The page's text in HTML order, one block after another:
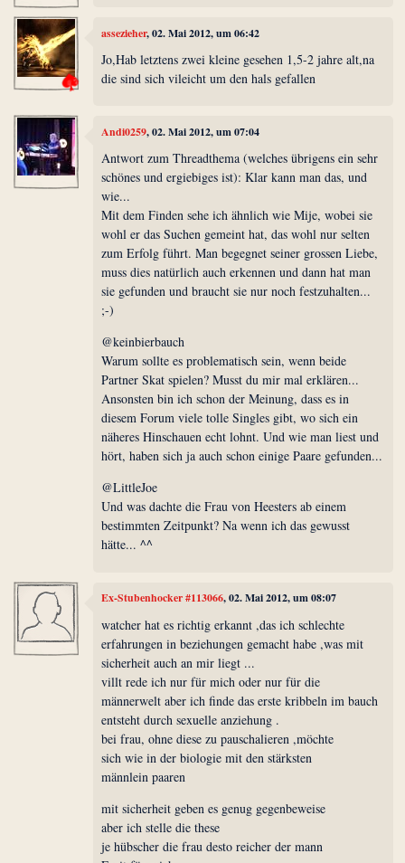
assezieher, 02. Mai 2012, um 06:42
Jo,Hab letztens zwei kleine gesehen 1,5-2 jahre alt,na
die sind sich vileicht um den hals gefallen
Andi0259, 02. Mai 2012, um 07:04
Antwort zum Threadthema (welches übrigens ein sehr
schönes und ergiebiges ist): Klar kann man das, und
wie...
Mit dem Finden sehe ich ähnlich wie Mije, wobei sie
wohl er das Suchen gemeint hat, das wohl nur selten
zum Erfolg führt. Man begegnet seiner grossen Liebe,
muss dies natürlich auch erkennen und dann hat man
sie gefunden und braucht sie nur noch festzuhalten...
;-)
@keinbierbauch
Warum sollte es problematisch sein, wenn beide
Partner Skat spielen? Musst du mir mal erklären...
Ansonsten bin ich schon der Meinung, dass es in
diesem Forum viele tolle Singles gibt, wo sich ein
näheres Hinschauen echt lohnt. Und wie man liest und
hört, haben sich ja auch schon einige Paare gefunden...
@LittleJoe
Und was dachte die Frau von Heesters ab einem
bestimmten Zeitpunkt? Na wenn ich das gewusst
hätte... ^^
Ex-Stubenhocker #113066, 02. Mai 2012, um 08:07
watcher hat es richtig erkannt ,das ich schlechte
erfahrungen in beziehungen gemacht habe ,was mit
sicherheit auch an mir liegt ...
villt rede ich nur für mich oder nur für die
männerwelt aber ich finde das erste kribbeln im bauch
entsteht durch sexuelle anziehung .
bei frau, ohne diese zu pauschalieren ,möchte
sich wie in der biologie mit den stärksten
männlein paaren
mit sicherheit geben es genug gegenbeweise
aber ich stelle die these
je hübscher die frau desto reicher der mann